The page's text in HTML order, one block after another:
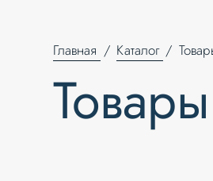
Главная Каталог